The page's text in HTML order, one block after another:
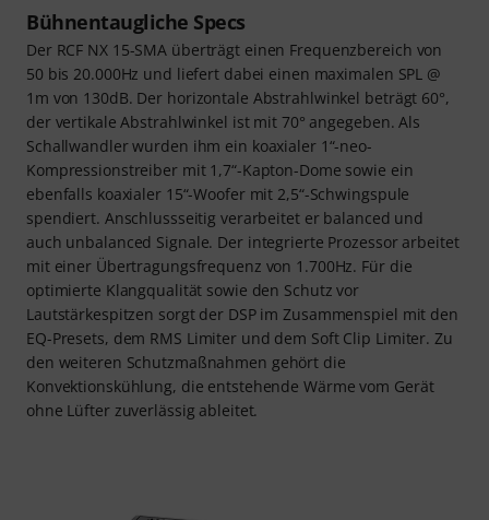
Bühnentaugliche Specs
Der RCF NX 15-SMA überträgt einen Frequenzbereich von
50 bis 20.000Hz und liefert dabei einen maximalen SPL @
1m von 130dB. Der horizontale Abstrahlwinkel beträgt 60°,
der vertikale Abstrahlwinkel ist mit 70° angegeben. Als
Schallwandler wurden ihm ein koaxialer 1“-neo-
Kompressionstreiber mit 1,7“-Kapton-Dome sowie ein
ebenfalls koaxialer 15“-Woofer mit 2,5“-Schwingspule
spendiert. Anschlussseitig verarbeitet er balanced und
auch unbalanced Signale. Der integrierte Prozessor arbeitet
mit einer Übertragungsfrequenz von 1.700Hz. Für die
optimierte Klangqualität sowie den Schutz vor
Lautstärkespitzen sorgt der DSP im Zusammenspiel mit den
EQ-Presets, dem RMS Limiter und dem Soft Clip Limiter. Zu
den weiteren Schutzmaßnahmen gehört die
Konvektionskühlung, die entstehende Wärme vom Gerät
ohne Lüfter zuverlässig ableitet.